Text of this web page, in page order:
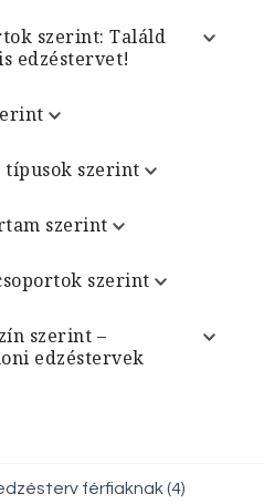
szerint: Találd
edzéstervet!
típusok szerint
szerint
szerint
szerint –
edzéstervek
férfiaknak (4)